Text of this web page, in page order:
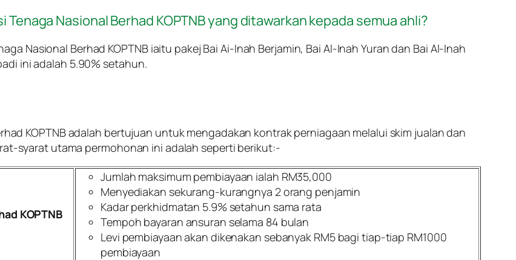
Nasional Berhad KOPTNB yang ditawarkan kepada semua ahli?
Nasional Berhad KOPTNB iaitu pakej Bai Ai-Inah Berjamin, Bai Al-Inah Yuran dan Bai Al-Inah
ini adalah 5.90% setahun.
KOPTNB adalah bertujuan untuk mengadakan kontrak perniagaan melalui skim jualan dan
syarat utama permohonan ini adalah seperti berikut:-
KOPTNB
Jumlah maksimum pembiayaan ialah RM35,000
Menyediakan sekurang-kurangnya 2 orang penjamin
Kadar perkhidmatan 5.9% setahun sama rata
Tempoh bayaran ansuran selama 84 bulan
Levi pembiayaan akan dikenakan sebanyak RM5 bagi tiap-tiap RM1000
pembiayaan